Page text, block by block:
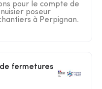
pour le compte de
poseur
à Perpignan.
de fermetures